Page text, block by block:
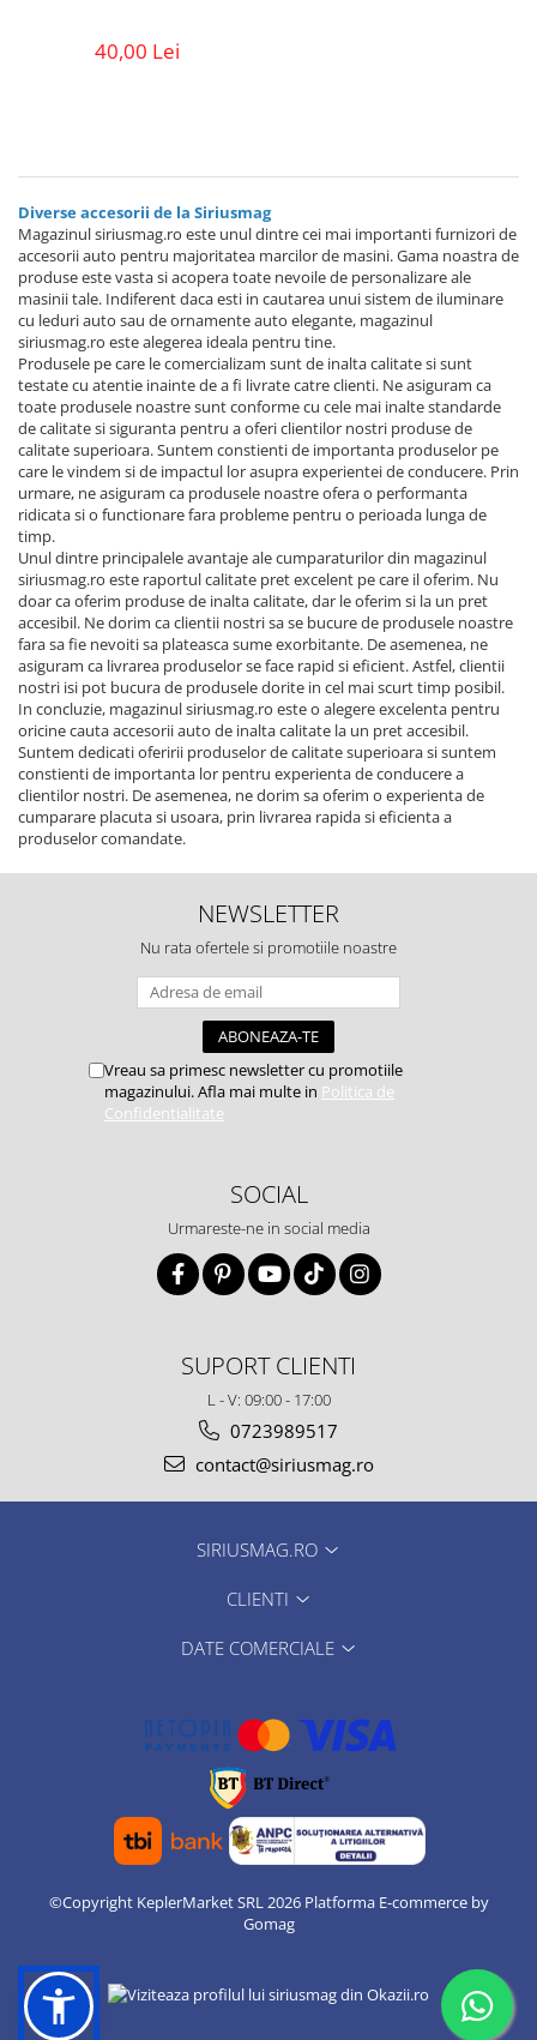
40,00 Lei
Diverse accesorii de la Siriusmag
Magazinul siriusmag.ro este unul dintre cei mai importanti furnizori de
accesorii auto pentru majoritatea marcilor de masini. Gama noastra de
produse este vasta si acopera toate nevoile de personalizare ale
masinii tale. Indiferent daca esti in cautarea unui sistem de iluminare
cu leduri auto sau de ornamente auto elegante, magazinul
siriusmag.ro este alegerea ideala pentru tine.
Produsele pe care le comercializam sunt de inalta calitate si sunt
testate cu atentie inainte de a fi livrate catre clienti. Ne asiguram ca
toate produsele noastre sunt conforme cu cele mai inalte standarde
de calitate si siguranta pentru a oferi clientilor nostri produse de
calitate superioara. Suntem constienti de importanta produselor pe
care le vindem si de impactul lor asupra experientei de conducere. Prin
urmare, ne asiguram ca produsele noastre ofera o performanta
ridicata si o functionare fara probleme pentru o perioada lunga de
timp.
Unul dintre principalele avantaje ale cumparaturilor din magazinul
siriusmag.ro este raportul calitate pret excelent pe care il oferim. Nu
doar ca oferim produse de inalta calitate, dar le oferim si la un pret
accesibil. Ne dorim ca clientii nostri sa se bucure de produsele noastre
fara sa fie nevoiti sa plateasca sume exorbitante. De asemenea, ne
asiguram ca livrarea produselor se face rapid si eficient. Astfel, clientii
nostri isi pot bucura de produsele dorite in cel mai scurt timp posibil.
In concluzie, magazinul siriusmag.ro este o alegere excelenta pentru
oricine cauta accesorii auto de inalta calitate la un pret accesibil.
Suntem dedicati oferirii produselor de calitate superioara si suntem
constienti de importanta lor pentru experienta de conducere a
clientilor nostri. De asemenea, ne dorim sa oferim o experienta de
cumparare placuta si usoara, prin livrarea rapida si eficienta a
produselor comandate.
NEWSLETTER
Nu rata ofertele si promotiile noastre
Vreau sa primesc newsletter cu promotiile
magazinului. Afla mai multe in Politica de
Confidentialitate
SOCIAL
Urmareste-ne in social media
SUPORT CLIENTI
L - V: 09:00 - 17:00
0723989517
contact@siriusmag.ro
SIRIUSMAG.RO
CLIENTI
DATE COMERCIALE
©Copyright KeplerMarket SRL 2026 Platforma E-commerce by
Gomag